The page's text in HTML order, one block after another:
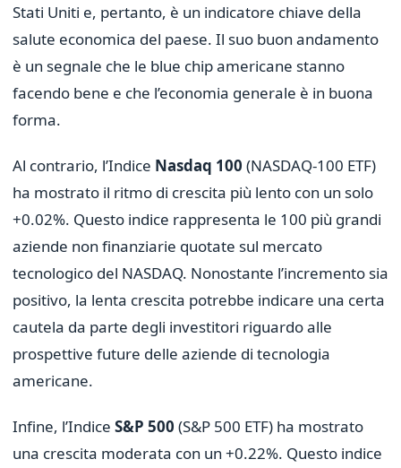
Stati Uniti e, pertanto, è un indicatore chiave della
salute economica del paese. Il suo buon andamento
è un segnale che le blue chip americane stanno
facendo bene e che l’economia generale è in buona
forma.
Al contrario, l’Indice Nasdaq 100 (NASDAQ-100 ETF)
ha mostrato il ritmo di crescita più lento con un solo
+0.02%. Questo indice rappresenta le 100 più grandi
aziende non finanziarie quotate sul mercato
tecnologico del NASDAQ. Nonostante l’incremento sia
positivo, la lenta crescita potrebbe indicare una certa
cautela da parte degli investitori riguardo alle
prospettive future delle aziende di tecnologia
americane.
Infine, l’Indice S&P 500 (S&P 500 ETF) ha mostrato
una crescita moderata con un +0.22%. Questo indice